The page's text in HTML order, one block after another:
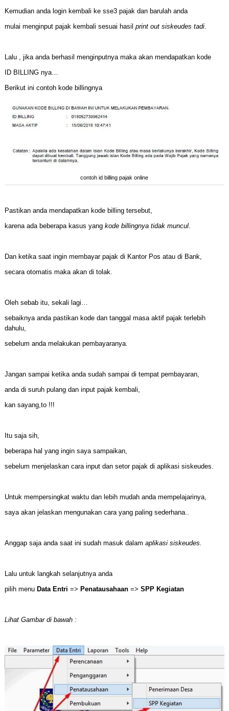
Kemudian anda login kembali ke sse3 pajak dan barulah anda
mulai menginput pajak kembali sesuai hasil print out siskeudes tadi.
Lalu , jika anda berhasil menginputnya maka akan mendapatkan kode
ID BILLING nya…
Berikut ini contoh kode billingnya
contoh id billing pajak online
Pastikan anda mendapatkan kode billing tersebut,
karena ada beberapa kasus yang kode billingnya tidak muncul.
Dan ketika saat ingin membayar pajak di Kantor Pos atau di Bank,
secara otomatis maka akan di tolak.
Oleh sebab itu, sekali lagi…
sebaiknya anda pastikan kode dan tanggal masa aktif pajak terlebih
dahulu,
sebelum anda melakukan pembayaranya.
Jangan sampai ketika anda sudah sampai di tempat pembayaran,
anda di suruh pulang dan input pajak kembali,
kan sayang,to !!!
Itu saja sih,
beberapa hal yang ingin saya sampaikan,
sebelum menjelaskan cara input dan setor pajak di aplikasi siskeudes.
Untuk mempersingkat waktu dan lebih mudah anda mempelajarinya,
saya akan jelaskan mengunakan cara yang paling sederhana..
Anggap saja anda saat ini sudah masuk dalam aplikasi siskeudes.
Lalu untuk langkah selanjutnya anda
pilih menu Data Entri => Penatausahaan=> SPP Kegiatan
Lihat Gambar di bawah :